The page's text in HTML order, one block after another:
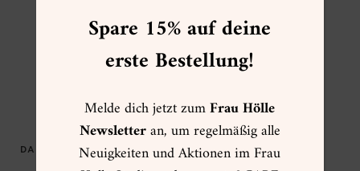
sie sowohl für größere Flächen als
auch runde und gebogene Formen
geeignet sind.
DAS KÖNNTE DIR AUCH GEFALLEN …
Spare 15% auf deine
erste Bestellung!
Melde dich jetzt zumFrau Hölle
Newsletteran, um regelmäßig alle
Neuigkeiten und Aktionen im Frau